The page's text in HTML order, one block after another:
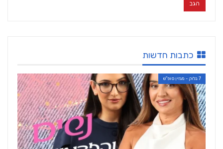
כתבות חדשות
7 בלוק - מגזין סופ"ש